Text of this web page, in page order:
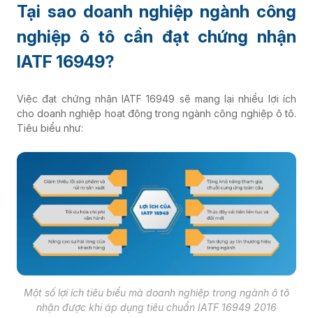
Tại sao doanh nghiệp ngành công
nghiệp ô tô cần đạt chứng nhận
IATF 16949?
Việc đạt chứng nhận IATF 16949 sẽ mang lại nhiều lợi ích
cho doanh nghiệp hoạt động trong ngành công nghiệp ô tô.
Tiêu biểu như:
Một số lợi ích tiêu biểu mà doanh nghiệp trong ngành ô tô
nhận được khi áp dụng tiêu chuẩn IATF 16949 2016